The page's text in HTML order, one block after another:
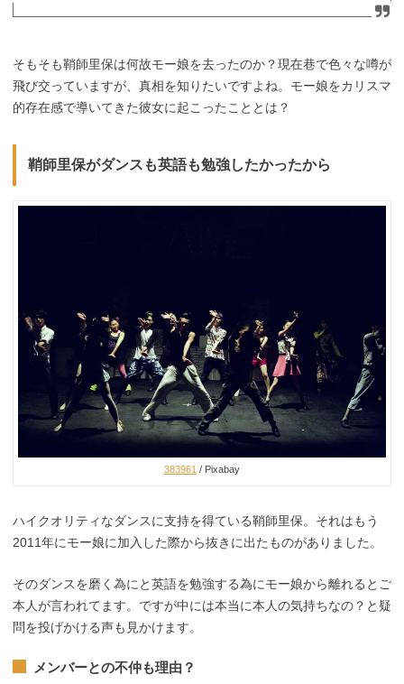
そもそも鞘師里保は何故モー娘を去ったのか？現在巷で色々な噂が
飛び交っていますが、真相を知りたいですよね。モー娘をカリスマ
的存在感で導いてきた彼女に起こったこととは？
鞘師里保がダンスも英語も勉強したかったから
383961 / Pixabay
ハイクオリティなダンスに支持を得ている鞘師里保。それはもう
2011年にモー娘に加入した際から抜きに出たものがありました。
そのダンスを磨く為にと英語を勉強する為にモー娘から離れるとご
本人が言われてます。ですが中には本当に本人の気持ちなの？と疑
問を投げかける声も見かけます。
メンバーとの不仲も理由？